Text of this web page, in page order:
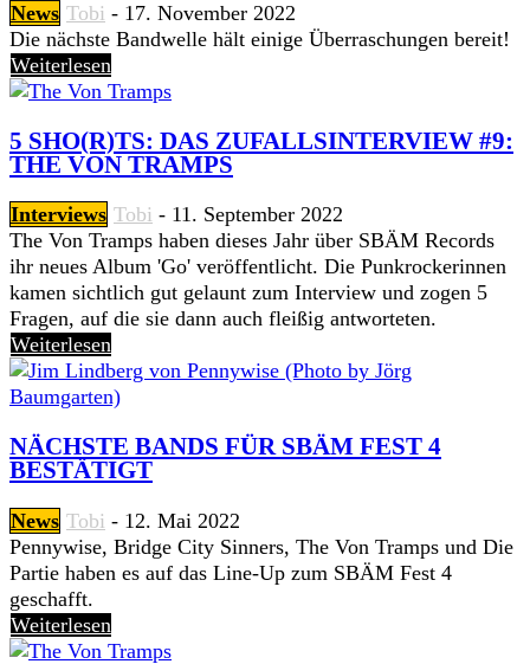
News Tobi - 17. November 2022
Die nächste Bandwelle hält einige Überraschungen bereit!
Weiterlesen
5 SHO(R)TS: DAS ZUFALLSINTERVIEW #9:
THE VON TRAMPS
Interviews Tobi - 11. September 2022
The Von Tramps haben dieses Jahr über SBÄM Records
ihr neues Album 'Go' veröffentlicht. Die Punkrockerinnen
kamen sichtlich gut gelaunt zum Interview und zogen 5
Fragen, auf die sie dann auch fleißig antworteten.
Weiterlesen
NÄCHSTE BANDS FÜR SBÄM FEST 4
BESTÄTIGT
News Tobi - 12. Mai 2022
Pennywise, Bridge City Sinners, The Von Tramps und Die
Partie haben es auf das Line-Up zum SBÄM Fest 4
geschafft.
Weiterlesen